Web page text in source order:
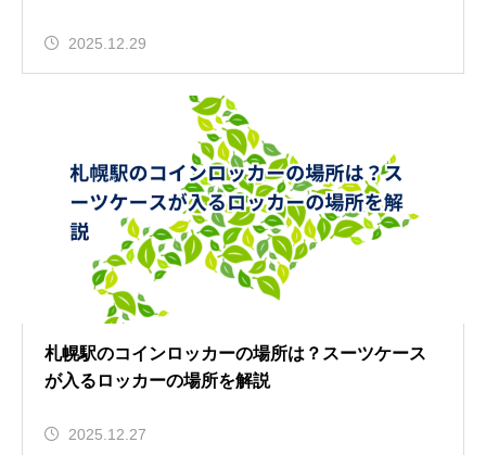
2025.12.29
札幌駅のコインロッカーの場所は？スーツケース
が入るロッカーの場所を解説
2025.12.27